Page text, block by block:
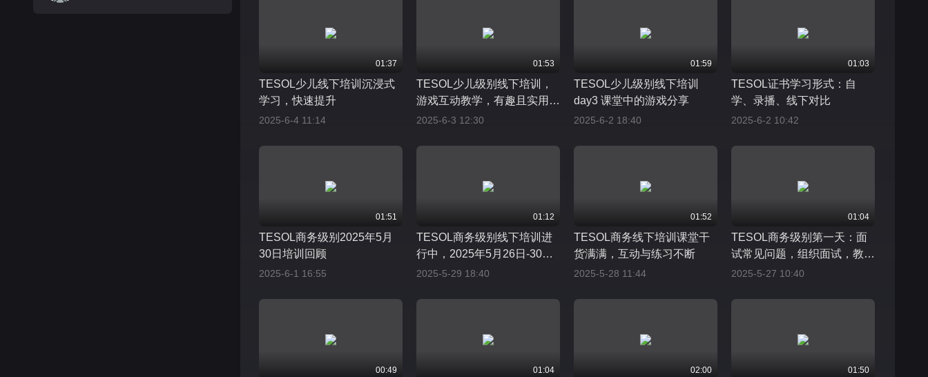
01:37
TESOL少儿线下培训沉浸式
学习，快速提升
2025-6-4 11:14
01:53
TESOL少儿级别线下培训，
游戏互动教学，有趣且实用性
强的游戏
2025-6-3 12:30
01:59
TESOL少儿级别线下培训
day3 课堂中的游戏分享
2025-6-2 18:40
01:03
TESOL证书学习形式：自
学、录播、线下对比
2025-6-2 10:42
01:51
TESOL商务级别2025年5月
30日培训回顾
2025-6-1 16:55
01:12
TESOL商务级别线下培训进
行中，2025年5月26日-30日
明天即将迎来考试
2025-5-29 18:40
01:52
TESOL商务线下培训课堂干
货满满，互动与练习不断
2025-5-28 11:44
01:04
TESOL商务级别第一天：面
试常见问题，组织面试，教学
方法等
2025-5-27 10:40
00:49 01:04 02:00 01:50